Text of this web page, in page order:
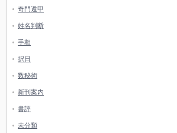
奇門遁甲
姓名判断
手相
択日
数秘術
新刊案内
書評
未分類